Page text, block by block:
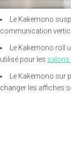
Le Kakemono
communication
Le Kakemono roll
utilisé pour les salons
Le Kakemono sur
changer les affiches